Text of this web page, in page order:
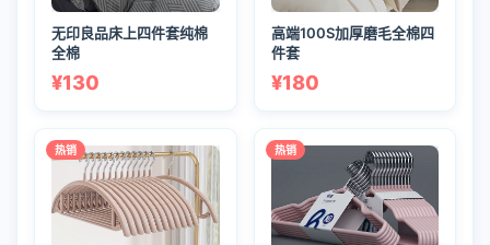
无印良品床上四件套纯棉
全棉
¥130
高端100S加厚磨毛全棉四
件套
¥180
热销 热销